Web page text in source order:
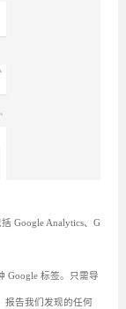
Google Analytics、G
Google 标签。只需导
报告我们发现的任何